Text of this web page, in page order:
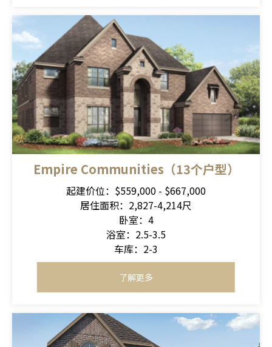
Empire Communities（13个户型）
起建价位：$559,000 - $667,000
居住面积：2,827-4,214尺
卧室：4
浴室：2.5-3.5
车库：2-3
了解更多